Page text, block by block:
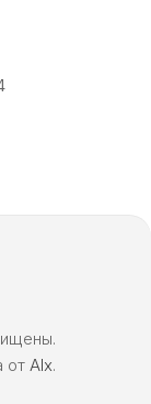
от Alx.